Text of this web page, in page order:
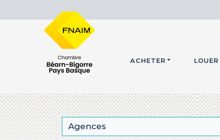
ACHETER LOUER
Agences